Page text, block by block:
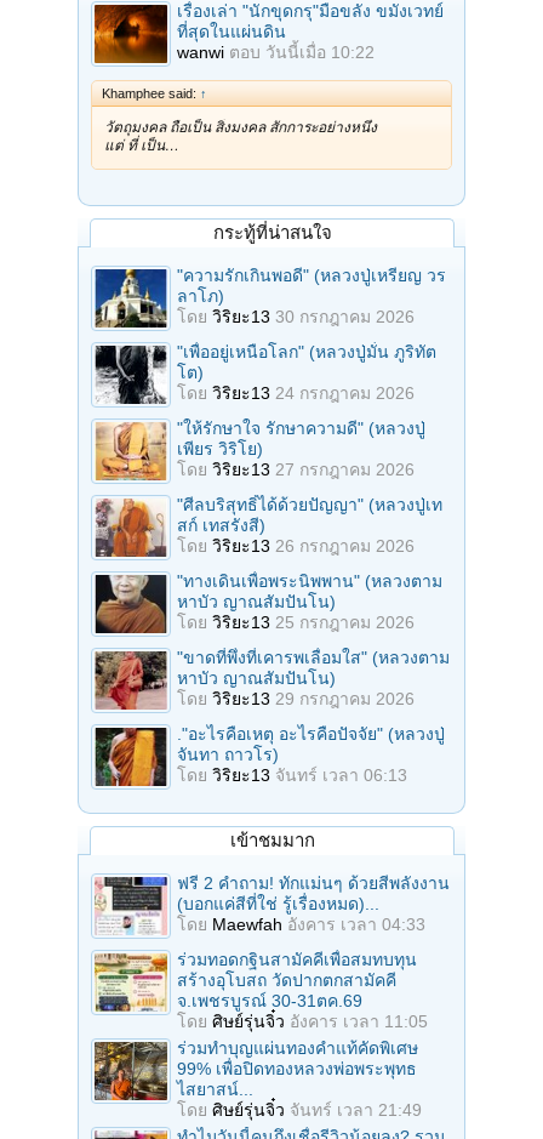
เรื่องเล่า "นักขุดกรุ"มือขลัง ขมังเวทย์
ที่สุดในแผ่นดิน
wanwi ตอบ วันนี้เมื่อ 10:22
Khamphee said: ↑
วัตถุมงคล ถือเป็น สิ่งมงคล สักการะอย่างหนึ่ง
แต่ ที่ เป็น…
กระทู้ที่น่าสนใจ
"ความรักเกินพอดี" (หลวงปู่เหรียญ วร
ลาโภ)
โดย วิริยะ13 30 กรกฎาคม 2026
"เพื่ออยู่เหนือโลก" (หลวงปู่มั่น ภูริทัต
โต)
โดย วิริยะ13 24 กรกฎาคม 2026
"ให้รักษาใจ รักษาความดี" (หลวงปู่
เพียร วิริโย)
โดย วิริยะ13 27 กรกฎาคม 2026
"ศีลบริสุทธิ์ได้ด้วยปัญญา" (หลวงปู่เท
สก์ เทสรังสี)
โดย วิริยะ13 26 กรกฎาคม 2026
"ทางเดินเพื่อพระนิพพาน" (หลวงตาม
หาบัว ญาณสัมปันโน)
โดย วิริยะ13 25 กรกฎาคม 2026
"ขาดที่พึ่งที่เคารพเลื่อมใส" (หลวงตาม
หาบัว ญาณสัมปันโน)
โดย วิริยะ13 29 กรกฎาคม 2026
."อะไรคือเหตุ อะไรคือปัจจัย" (หลวงปู่
จันทา ถาวโร)
โดย วิริยะ13 จันทร์ เวลา 06:13
เข้าชมมาก
ฟรี 2 คำถาม! ทักแม่นๆ ด้วยสีพลังงาน
(บอกแค่สีที่ใช่ รู้เรื่องหมด)...
โดย Maewfah อังคาร เวลา 04:33
ร่วมทอดกฐินสามัคคีเพื่อสมทบทุน
สร้างอุโบสถ วัดปากตกสามัคคี
จ.เพชรบูรณ์ 30-31ตค.69
โดย ศิษย์รุ่นจิ๋ว อังคาร เวลา 11:05
ร่วมทําบุญแผ่นทองคำแท้คัดพิเศษ
99% เพื่อปิดทองหลวงพ่อพระพุทธ
ไสยาสน์...
โดย ศิษย์รุ่นจิ๋ว จันทร์ เวลา 21:49